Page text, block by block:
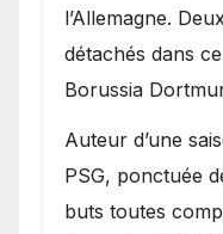
l’Allemagne.
détachés dans
Borussia
Auteur d’une
PSG, ponctuée
buts toutes